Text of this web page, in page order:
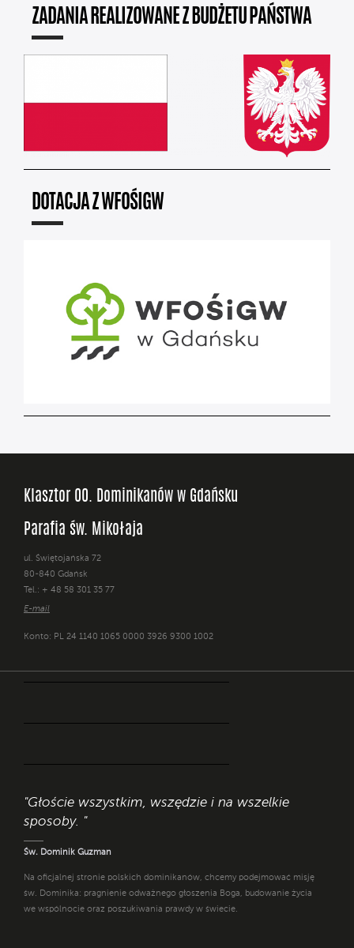
ZADANIA REALIZOWANE Z BUDŻETU PAŃSTWA
DOTACJA Z WFOŚIGW
Klasztor OO. Dominikanów w Gdańsku
Parafia św. Mikołaja
ul. Świętojańska 72
80-840 Gdańsk
Tel.: + 48 58 301 35 77
E-mail
Konto: PL 24 1140 1065 0000 3926 9300 1002
"Głoście wszystkim, wszędzie i na wszelkie
sposoby. "
Św. Dominik Guzman
Na oficjalnej stronie polskich dominikanów, chcemy podejmować misję
św. Dominika: pragnienie odważnego głoszenia Boga, budowanie życia
we wspólnocie oraz poszukiwania prawdy w świecie.